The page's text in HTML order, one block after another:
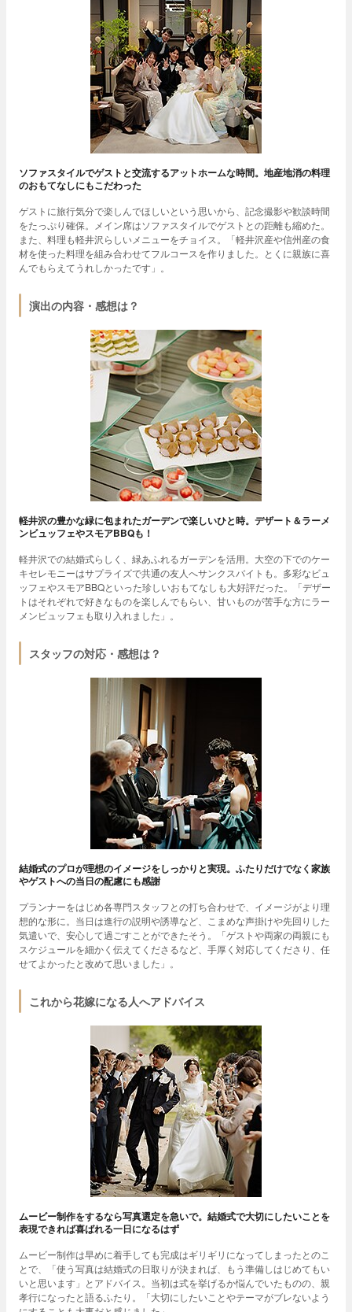
ソファスタイルでゲストと交流するアットホームな時間。地産地消の料理
のおもてなしにもこだわった
ゲストに旅行気分で楽しんでほしいという思いから、記念撮影や歓談時間
をたっぷり確保。メイン席はソファスタイルでゲストとの距離も縮めた。
また、料理も軽井沢らしいメニューをチョイス。「軽井沢産や信州産の食
材を使った料理を組み合わせてフルコースを作りました。とくに親族に喜
んでもらえてうれしかったです」。
演出の内容・感想は？
軽井沢の豊かな緑に包まれたガーデンで楽しいひと時。デザート＆ラーメ
ンビュッフェやスモアBBQも！
軽井沢での結婚式らしく、緑あふれるガーデンを活用。大空の下でのケー
キセレモニーはサプライズで共通の友人へサンクスバイトも。多彩なビュ
ッフェやスモアBBQといった珍しいおもてなしも大好評だった。「デザー
トはそれぞれで好きなものを楽しんでもらい、甘いものが苦手な方にラー
メンビュッフェも取り入れました」。
スタッフの対応・感想は？
結婚式のプロが理想のイメージをしっかりと実現。ふたりだけでなく家族
やゲストへの当日の配慮にも感謝
プランナーをはじめ各専門スタッフとの打ち合わせで、イメージがより理
想的な形に。当日は進行の説明や誘導など、こまめな声掛けや先回りした
気遣いで、安心して過ごすことができたそう。「ゲストや両家の両親にも
スケジュールを細かく伝えてくださるなど、手厚く対応してくださり、任
せてよかったと改めて思いました」。
これから花嫁になる人へアドバイス
ムービー制作をするなら写真選定を急いで。結婚式で大切にしたいことを
表現できれば喜ばれる一日になるはず
ムービー制作は早めに着手しても完成はギリギリになってしまったとのこ
とで、「使う写真は結婚式の日取りが決まれば、もう準備しはじめてもい
いと思います」とアドバイス。当初は式を挙げるか悩んでいたものの、親
孝行になったと語るふたり。「大切にしたいことやテーマがブレないよう